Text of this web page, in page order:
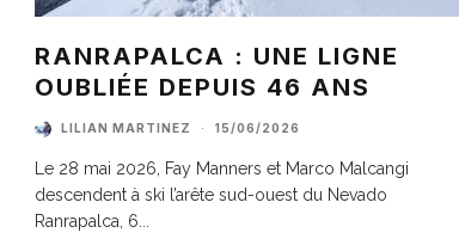
RANRAPALCA : UNE LIGNE
OUBLIÉE DEPUIS 46 ANS
LILIAN MARTINEZ · 15/06/2026
Le 28 mai 2026, Fay Manners et Marco Malcangi
descendent à ski l’arête sud-ouest du Nevado
Ranrapalca, 6